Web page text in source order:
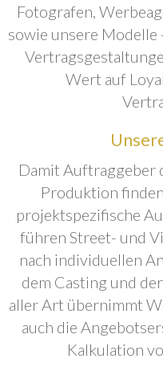
Fotografen,
sowie unsere
Wert auf
Damit Auftraggeber
Produktion
projektspezifische
führen Street- und
nach individuellen
dem Casting und
aller Art übernimmt
auch die
Kalkulation